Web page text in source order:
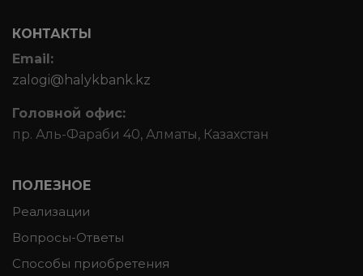
КОНТАКТЫ
Email:
zalogi@halykbank.kz
Головной офис:
пр. Аль-Фараби 40, Алматы, Казахстан
ПОЛЕЗНОЕ
Реализации
Вопросы-Ответы
Способы приобретения